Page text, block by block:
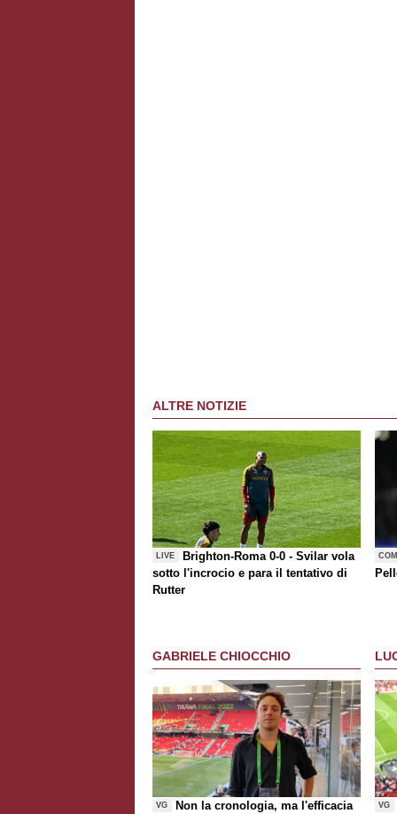
ALTRE NOTIZIE
LIVE
Brighton-Roma 0-0 - Svilar vola
sotto l'incrocio e para il tentativo di
Rutter
GABRIELE CHIOCCHIO
VG Non la cronologia, ma l'efficacia VG